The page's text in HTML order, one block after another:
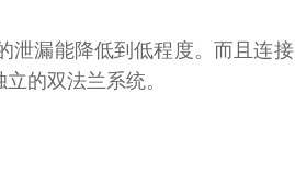
泄漏能降低到低程度。而且连接
的双法兰系统。